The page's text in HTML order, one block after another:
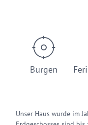
Burgen
Unser Haus wurde im